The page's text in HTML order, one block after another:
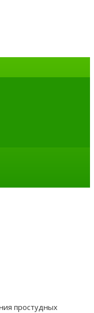
простудных